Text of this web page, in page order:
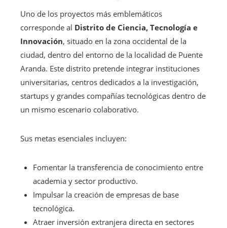
Uno de los proyectos más emblemáticos
corresponde al Distrito de Ciencia, Tecnología e
Innovación, situado en la zona occidental de la
ciudad, dentro del entorno de la localidad de Puente
Aranda. Este distrito pretende integrar instituciones
universitarias, centros dedicados a la investigación,
startups y grandes compañías tecnológicas dentro de
un mismo escenario colaborativo.
Sus metas esenciales incluyen:
Fomentar la transferencia de conocimiento entre
academia y sector productivo.
Impulsar la creación de empresas de base
tecnológica.
Atraer inversión extranjera directa en sectores